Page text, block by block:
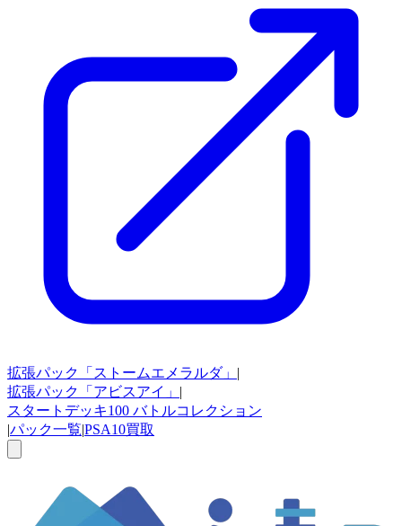
拡張パック 「ストームエメラルダ」 |
拡張パック
「アビスアイ」 |
スタートデッキ100 バトルコレクション
|パック一覧|PSA10買取